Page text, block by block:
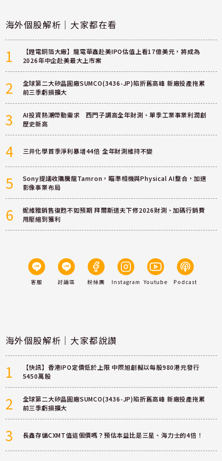
海外個股解析｜大家都在看
1
【鋰電銅箔大廠】龍電華鑫赴美IPO估值上看17億美元，將成為
2026年中企赴美最大上市案
2
全球第二大矽晶圓廠SUMCO(3436-JP)陷折舊高峰 新廠投產拖累
前三季虧損擴大
3
AI投資熱潮帶動需求 西門子調高全年財測、單季工業事業利潤創
歷史新高
4 三井化學首季淨利暴增44倍 全年財測維持不變
5
Sony提議收購騰龍Tamron，瞄準相機與Physical AI整合，加速
影像事業布局
6
妮維雅銷售復甦不如預期 拜爾斯道夫下修2026財測、加碼行銷費
用壓縮到獲利
客服 討論區 粉絲團 Instagram Youtube Podcast
海外個股解析｜大家都說讚
1
【快訊】香港IPO定價低於上限 中際旭創擬以每股980港元發行
5450萬股
2
全球第二大矽晶圓廠SUMCO(3436-JP)陷折舊高峰 新廠投產拖累
前三季虧損擴大
3 長鑫存儲CXMT值這個價嗎？預估本益比是三星、海力士的4倍！